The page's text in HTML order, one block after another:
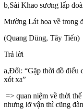
b,Sài Khao sương lấp
Mường Lát hoa về trong
(Quang Düng, Tây Tiến)
Trả lời
a,Đối: “Gặp thời đồ điếu
xót xa”
=> quan niệm về thời
nhưng lỡ vận thì cũng